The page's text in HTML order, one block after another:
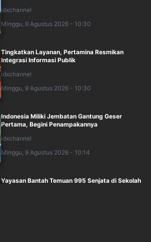
idxchannel
Minggu, 9 Agustus 2026 - 10:30
Tingkatkan Layanan, Pertamina Resmikan
Integrasi Informasi Publik
idxchannel
Minggu, 9 Agustus 2026 - 10:30
Indonesia Miliki Jembatan Gantung Geser
Pertama, Begini Penampakannya
idxchannel
Minggu, 9 Agustus 2026 - 10:14
Yayasan Bantah Temuan 995 Senjata di Sekolah